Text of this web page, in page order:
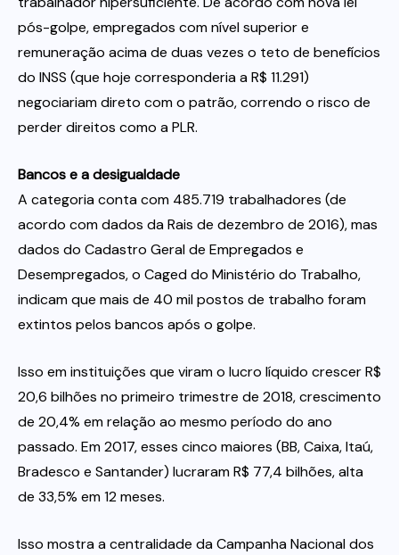
pós-golpe, empregados com nível superior e
remuneração acima de duas vezes o teto de benefícios
do INSS (que hoje corresponderia a R$ 11.291)
negociariam direto com o patrão, correndo o risco de
perder direitos como a PLR.
Bancos e a desigualdade
A categoria conta com 485.719 trabalhadores (de
acordo com dados da Rais de dezembro de 2016), mas
dados do Cadastro Geral de Empregados e
Desempregados, o Caged do Ministério do Trabalho,
indicam que mais de 40 mil postos de trabalho foram
extintos pelos bancos após o golpe.
Isso em instituições que viram o lucro líquido crescer R$
20,6 bilhões no primeiro trimestre de 2018, crescimento
de 20,4% em relação ao mesmo período do ano
passado. Em 2017, esses cinco maiores (BB, Caixa, Itaú,
Bradesco e Santander) lucraram R$ 77,4 bilhões, alta
de 33,5% em 12 meses.
Isso mostra a centralidade da Campanha Nacional dos